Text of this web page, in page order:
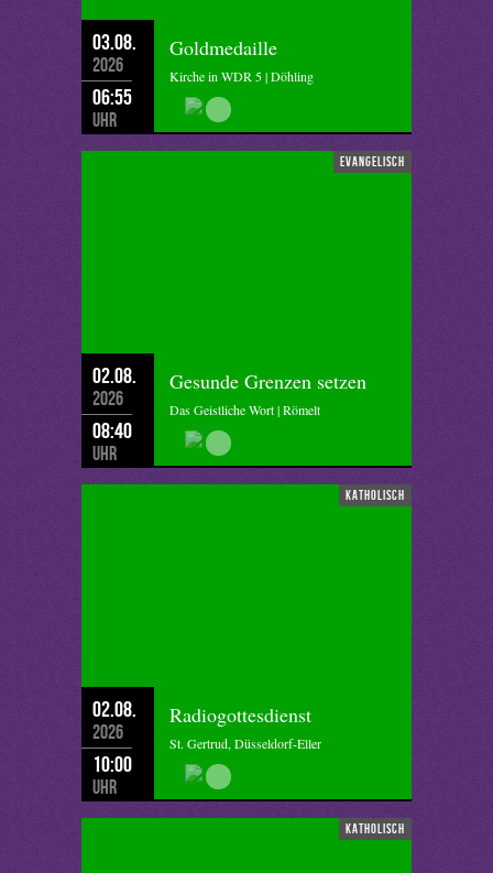
03.08.
2026
06:55
Uhr
Goldmedaille
Kirche in WDR 5 | Döhling
evangelisch
02.08.
2026
08:40
Uhr
Gesunde Grenzen setzen
Das Geistliche Wort | Römelt
katholisch
02.08.
2026
10:00
Uhr
Radiogottesdienst
St. Gertrud, Düsseldorf-Eller
katholisch